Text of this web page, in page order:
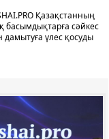
Қазақстанның
басымдықтарға сәйкес
дамытуға үлес қосуды